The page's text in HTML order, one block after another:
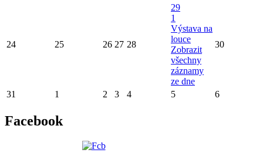
24 25 26 27 28
29
1
Výstava na
louce
Zobrazit
všechny
záznamy
ze dne
30
31 1 2 3 4 5 6
Facebook